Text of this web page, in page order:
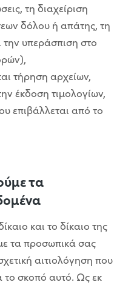
τη διαχείριση
δόλου ή απάτης, τη
την υπεράσπιση στο
τήρηση αρχείων,
έκδοση τιμολογίων,
επιβάλλεται από το
τα
και το δίκαιο της
τα προσωπικά σας
αιτιολόγηση που
το σκοπό αυτό. Ως εκ